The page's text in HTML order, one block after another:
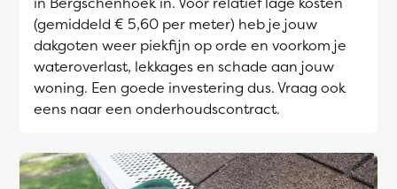
(gemiddeld € 5,60 per meter) heb je jouw
dakgoten weer piekfijn op orde en voorkom je
wateroverlast, lekkages en schade aan jouw
woning. Een goede investering dus. Vraag ook
eens naar een onderhoudscontract.